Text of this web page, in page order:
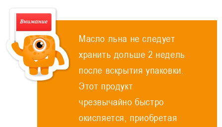
Масло льна не следует
хранить дольше 2 недель
после вскрытия упаковки.
Этот продукт
чрезвычайно быстро
окисляется, приобретая